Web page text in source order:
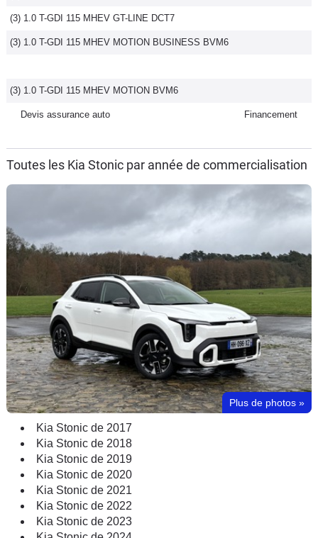
(3) 1.0 T-GDI 115 MHEV GT-LINE DCT7
(3) 1.0 T-GDI 115 MHEV MOTION BUSINESS BVM6
(3) 1.0 T-GDI 115 MHEV MOTION BVM6
Devis assurance auto Financement
Toutes les Kia Stonic par année de commercialisation
Plus de photos »
Kia Stonic de 2017
Kia Stonic de 2018
Kia Stonic de 2019
Kia Stonic de 2020
Kia Stonic de 2021
Kia Stonic de 2022
Kia Stonic de 2023